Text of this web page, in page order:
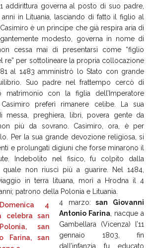
addirittura governa al posto di suo padre,
in Lituania, lasciando di fatto il figlio al
è un principe che già respira aria di
modesto, governa in nome di
cessa mai di presentarsi come “figlio
re” per sottolineare la propria collocazione
al 1483 amministrò lo Stato con grande
Suo padre nel frattempo cercò di
matrimonio con la figlia dell’Imperatore
preferì rimanere celibe. La sua
messa, preghiera, libri, povera gente da
più da sovrano. Casimiro, ora, è per
Per la sua grande devozione religiosa, si
e prolungati digiuni che forse minarono il
Indebolito nel fisico, fu colpito dalla
quale non riuscì più a guarire. Nel 1484,
in terra lituana, morì a Hrodna il 4
patrono della Polonia e Lituania.
4 marzo: san Giovanni
Antonio Farina , nacque a
Gambellara (Vicenza) l’11
gennaio 1803, fin
dall’infanzia fu educato